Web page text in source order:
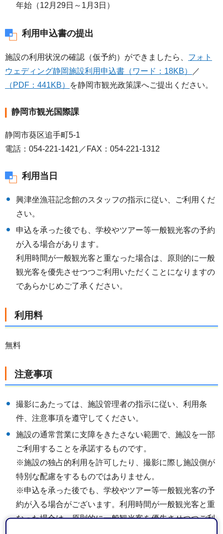
年始（12月29日～1月3日）
利用申込書の提出
施設の利用状況の確認（仮予約）ができましたら、 フォト
ウェディング静岡施設利用申込書（ワード：18KB）
／
（PDF：441KB）
を静岡市観光政策課へご提出ください。
静岡市観光国際課
静岡市葵区追手町5-1
電話：054-221-1421／FAX：054-221-1312
利用当日
興津坐漁荘記念館のスタッフの指示に従い、ご利用くだ
さい。
申込を承った後でも、学校やツアー等一般観光客の予約
が入る場合があります。
利用時間が一般観光客と重なった場合は、原則的に一般
観光客を優先させつつご利用いただくことになりますの
であらかじめご了承ください。
利用料
無料
注意事項
撮影にあたっては、施設管理者の指示に従い、利用条
件、注意事項を遵守してください。
施設の通常営業に支障をきたさない範囲で、施設を一部
ご利用することを承諾するものです。
※施設の独占的利用を許可したり、撮影に際し施設側が
特別な配慮をするものではありません。
※申込を承った後でも、学校やツアー等一般観光客の予
約が入る場合がございます。利用時間が一般観光客と重
なった場合は、原則的に一般観光客を優先させつつご利